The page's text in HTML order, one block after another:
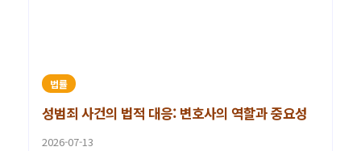
법률
성범죄 사건의 법적 대응: 변호사의 역할과 중요성
2026-07-13